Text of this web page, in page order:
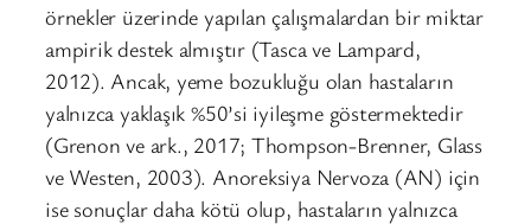
örnekler üzerinde yapılan çalışmalardan bir miktar
ampirik destek almıştır (Tasca ve Lampard,
2012). Ancak, yeme bozukluğu olan hastaların
yalnızca yaklaşık %50’si iyileşme göstermektedir
(Grenon ve ark., 2017; Thompson-Brenner, Glass
ve Westen, 2003). Anoreksiya Nervoza (AN) için
ise sonuçlar daha kötü olup, hastaların yalnızca